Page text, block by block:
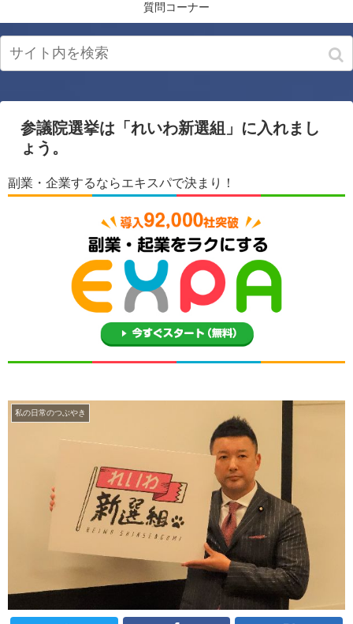
質問コーナー
参議院選挙は「れいわ新選組」に入れまし
ょう。
副業・企業するならエキスパで決まり！
私の日常のつぶやき